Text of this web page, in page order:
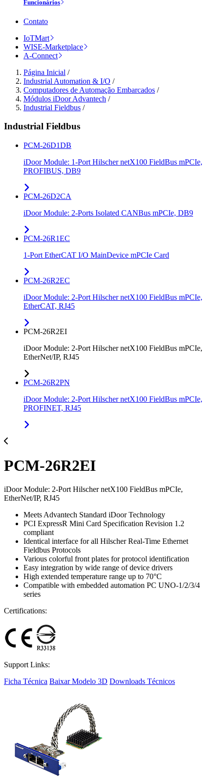
Funcionários
Contato
IoTMart
WISE-Marketplace
A-Connect
Página Inicial /
Industrial Automation & I/O /
Computadores de Automação Embarcados /
Módulos iDoor Advantech /
Industrial Fieldbus /
Industrial Fieldbus
PCM-26D1DB
iDoor Module: 1-Port Hilscher netX100 FieldBus mPCIe,
PROFIBUS, DB9
PCM-26D2CA
iDoor Module: 2-Ports Isolated CANBus mPCIe, DB9
PCM-26R1EC
1-Port EtherCAT I/O MainDevice mPCIe Card
PCM-26R2EC
iDoor Module: 2-Port Hilscher netX100 FieldBus mPCIe,
EtherCAT, RJ45
PCM-26R2EI
iDoor Module: 2-Port Hilscher netX100 FieldBus mPCIe,
EtherNet/IP, RJ45
PCM-26R2PN
iDoor Module: 2-Port Hilscher netX100 FieldBus mPCIe,
PROFINET, RJ45
PCM-26R2EI
iDoor Module: 2-Port Hilscher netX100 FieldBus mPCIe,
EtherNet/IP, RJ45
Meets Advantech Standard iDoor Technology
PCI ExpressR Mini Card Specification Revision 1.2
compliant
Identical interface for all Hilscher Real-Time Ethernet
Fieldbus Protocols
Various colorful front plates for protocol identification
Easy integration by wide range of device drivers
High extended temperature range up to 70°C
Compatible with embedded automation PC UNO-1/2/3/4
series
Certifications:
Support Links:
Ficha Técnica Baixar Modelo 3D Downloads Técnicos